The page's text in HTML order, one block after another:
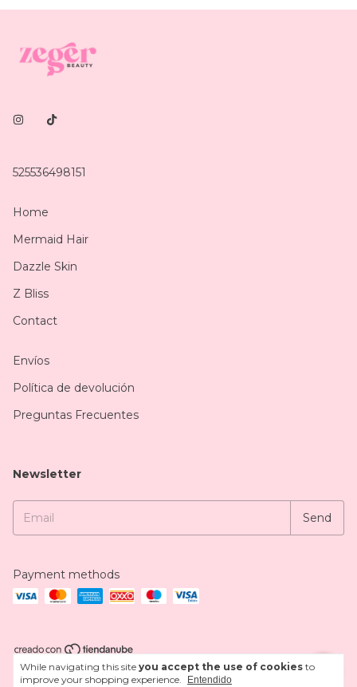
While navigating this site you accept the use of cookies to
improve your shopping experience.
Entendido
525536498151
Home
Mermaid Hair
Dazzle Skin
Z Bliss
Contact
Envíos
Política de devolución
Preguntas Frecuentes
Newsletter
Payment methods
Copyright Zeger - 2026. All rights reserved.